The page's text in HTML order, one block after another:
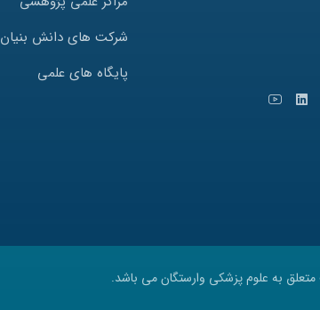
شرکت های دانش بنیان
پایگاه های علمی
علوم پزشکی وارستگان می باشد.